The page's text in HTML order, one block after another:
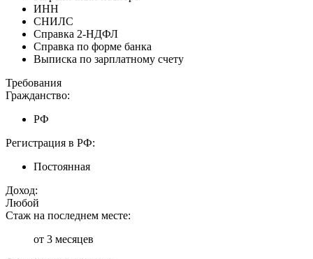
ИНН
СНИЛС
Справка 2-НДФЛ
Справка по форме банка
Выписка по зарплатному счету
Требования
Гражданство:
РФ
Регистрация в РФ:
Постоянная
Доход:
Любой
Стаж на последнем месте:
от 3 месяцев